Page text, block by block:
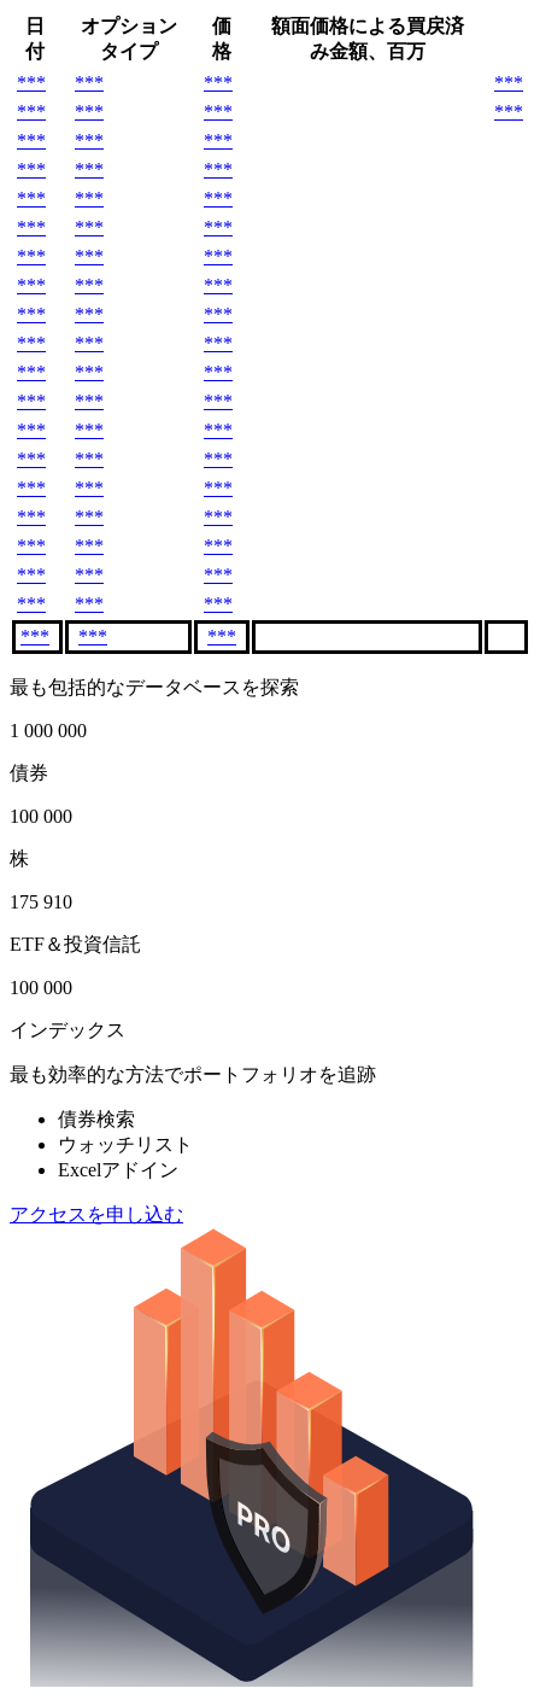
日
付
オプション
タイプ
価
格
額面価格による買戻済
み金額、百万
***
*** ***
***
***
*** ***
***
***
***
***
***
***
***
***
***
***
***
***
***
***
***
***
***
***
***
***
***
***
***
***
***
***
***
***
***
***
***
***
***
***
***
***
***
***
***
***
***
***
***
***
***
***
***
***
***
***
***
***
***
*** ***
最も包括的なデータベースを探索
1 000 000
債券
100 000
株
175 910
ETF＆投資信託
100 000
インデックス
最も効率的な方法でポートフォリオを追跡
債券検索
ウォッチリスト
Excelアドイン
アクセスを申し込む